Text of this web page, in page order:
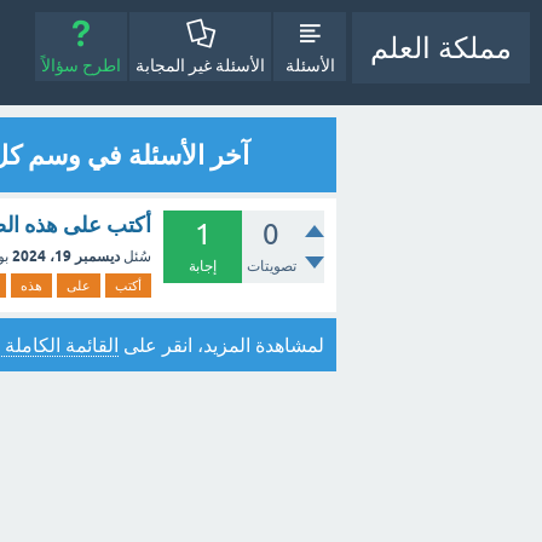
مملكة العلم
الأسئلة الأسئلة غير المجابة اطرح سؤالاً
آخر الأسئلة في وسم
0
تصويتات
1
إجابة
أكتب على هذه
سُئل ديسمبر 19، 2024
أكتب على هذه
لمشاهدة المزيد، انقر على القائمة